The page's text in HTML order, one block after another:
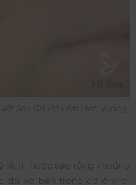
Sẹo Có Hố Lõm Hình Vuông
kích thước sẹo rộng khoảng
dải xơ bên trong cơ ở vị trí